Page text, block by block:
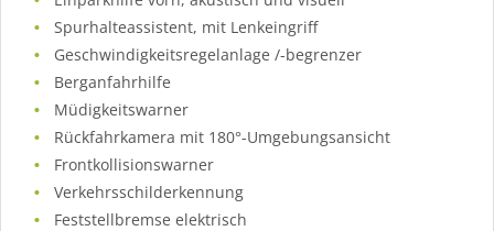
Spurhalteassistent, mit Lenkeingriff
Geschwindigkeitsregelanlage /-begrenzer
Berganfahrhilfe
Müdigkeitswarner
Rückfahrkamera mit 180°-Umgebungsansicht
Frontkollisionswarner
Verkehrsschilderkennung
Feststellbremse elektrisch